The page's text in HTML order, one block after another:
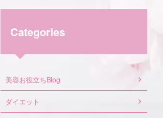
Categories
美容お役立ちBlog
ダイエット